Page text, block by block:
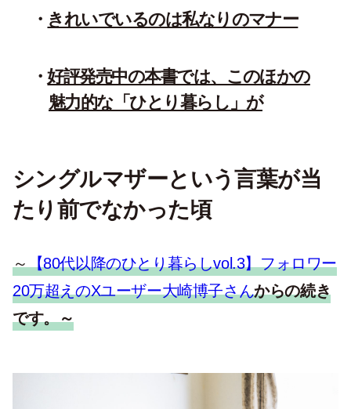
きれいでいるのは私なりのマナー
好評発売中の本書では、このほかの
魅力的な「ひとり暮らし」が
シングルマザーという言葉が当
たり前でなかった頃
～【80代以降のひとり暮らしvol.3】フォロワー
20万超えのXユーザー大崎博子さんからの続き
です。～